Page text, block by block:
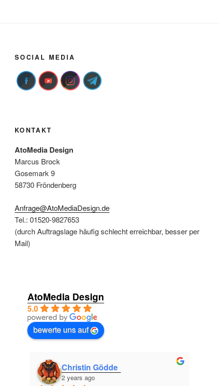
SOCIAL MEDIA
KONTAKT
AtoMedia Design
Marcus Brock
Gosemark 9
58730 Fröndenberg
Anfrage@AtoMediaDesign.de
Tel.: 01520-9827653
(durch Auftragslage häufig schlecht erreichbar, besser per
Mail)
AtoMedia Design
5.0
bewerte uns auf
Christin Gödde
2 years ago